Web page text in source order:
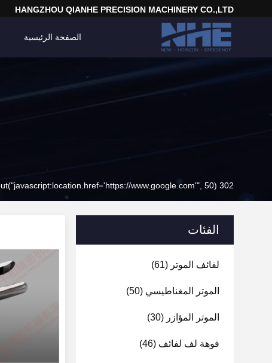
HANGZHOU QIANHE PRECISION MACHINERY CO.,LTD
الصفحة الرئيسية
302 setTimeout("javascript:location.href='https://www.google.com'", 50);
الفئات
لفائف الموتر (61)
الموتر المغناطيسي (50)
الموتر المؤازر (30)
فوهة لف لفائف (46)